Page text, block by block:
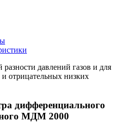
разности давлений газов и для
отрицательных низких
дифференциального
МДМ 2000